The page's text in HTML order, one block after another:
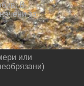
В
за
или